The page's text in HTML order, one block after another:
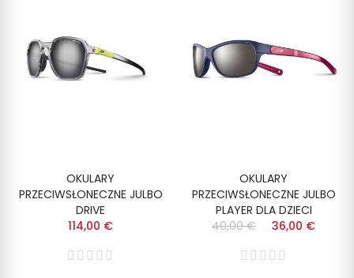
OKULARY
PRZECIWSŁONECZNE JULBO
DRIVE
114,00 €
OKULARY
PRZECIWSŁONECZNE JULBO
PLAYER DLA DZIECI
40,00 €
36,00 €